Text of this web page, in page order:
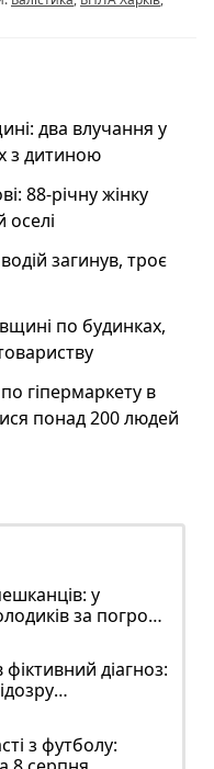
два влучання у
з дитиною
88-річну жінку
загинув, троє
по будинках,
гіпермаркету в
понад 200 людей
у
за погром
діагноз:
з футболу: